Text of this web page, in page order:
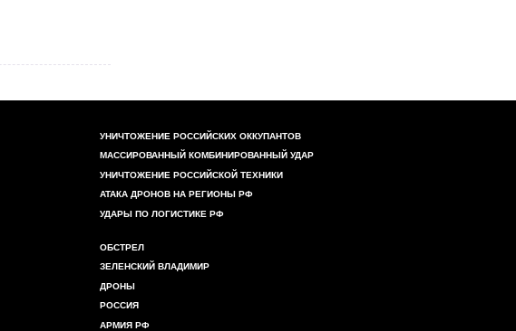
УНИЧТОЖЕНИЕ РОССИЙСКИХ ОККУПАНТОВ
МАССИРОВАННЫЙ КОМБИНИРОВАННЫЙ УДАР
УНИЧТОЖЕНИЕ РОССИЙСКОЙ ТЕХНИКИ
АТАКА ДРОНОВ НА РЕГИОНЫ РФ
УДАРЫ ПО ЛОГИСТИКЕ РФ
ОБСТРЕЛ
ЗЕЛЕНСКИЙ ВЛАДИМИР
ДРОНЫ
РОССИЯ
АРМИЯ РФ